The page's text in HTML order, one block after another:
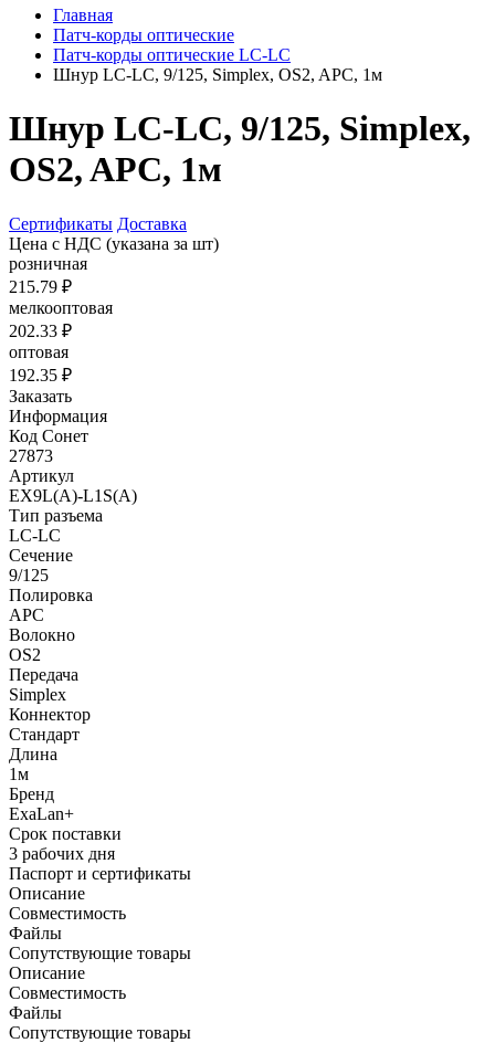
Главная
Патч-корды оптические
Патч-корды оптические LC-LC
Шнур LC-LC, 9/125, Simplex, OS2, APC, 1м
Шнур LC-LC, 9/125, Simplex,
OS2, APC, 1м
Сертификаты Доставка
Цена с НДС (указана за шт)
розничная
215.79 ₽
мелкооптовая
202.33 ₽
оптовая
192.35 ₽
Заказать
Информация
Код Сонет
27873
Артикул
EX9L(A)-L1S(A)
Тип разъема
LC-LC
Сечение
9/125
Полировка
APC
Волокно
OS2
Передача
Simplex
Коннектор
Стандарт
Длина
1м
Бренд
ExaLan+
Срок поставки
3 рабочих дня
Паспорт и сертификаты
Описание
Совместимость
Файлы
Сопутствующие товары
Описание
Совместимость
Файлы
Сопутствующие товары